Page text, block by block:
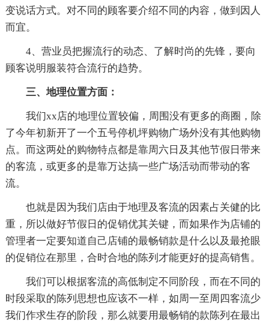
变说话方式。对不同的顾客要介绍不同的内容，做到因人
而宜。
4、营业员把握流行的动态、了解时尚的先锋，要向
顾客说明服装符合流行的趋势。
三、地理位置方面：
我们xx店的地理位置较偏，周围没有更多的商圈，除
了今年初新开了一个五号停机坪购物广场外没有其他购物
点。而这两处的购物特点都是靠周六日及其他节假日带来
的客流，或更多的是靠万达搞一些广场活动而带动的客
流。
也就是因为我们店由于地理及客流的因素占关健的比
重，所以做好节假日的促销优其关键，而如果作为店铺的
管理者一定要知道自己店铺的最畅销款是什么以及最抢眼
的促销位在那里，合时合地的陈列才能更好的提高销售。
我们可以根据客流的高低制定不同阶段，而在不同的
时段采取的陈列思想也应该不一样，如周一至周四客流少
我们作求生存的阶段，那么就要用最畅销的款陈列在最出